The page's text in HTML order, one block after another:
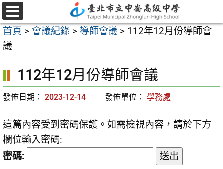
跳
至
主
要
容
區
選
單
首頁 > 會議紀錄 > 導師會議 > 112年12月份導師會
議
112年12月份導師會議
發佈日期： 2023-12-14 發佈單位： 學務處
這篇內容受到密碼保護。如需檢視內容，請於下方
欄位輸入密碼:
密碼: